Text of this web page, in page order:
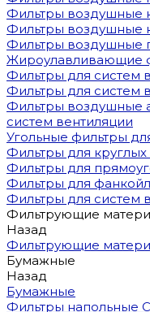
Фильтры воздушные
Фильтры воздушные
Фильтры воздушные
Жироулавливающие
Фильтры для систем
Фильтры для систем
Фильтры воздушные
систем вентиляции
Угольные фильтры
Фильтры для круглых
Фильтры для
Фильтры для
Фильтры для систем
Фильтрующие
Назад
Фильтрующие
Бумажные
Назад
Бумажные
Фильтры напольные